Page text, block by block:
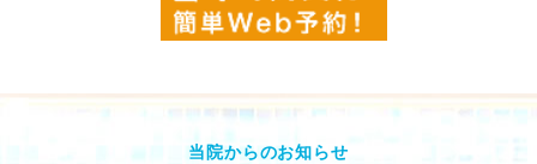
当院からのお知らせ